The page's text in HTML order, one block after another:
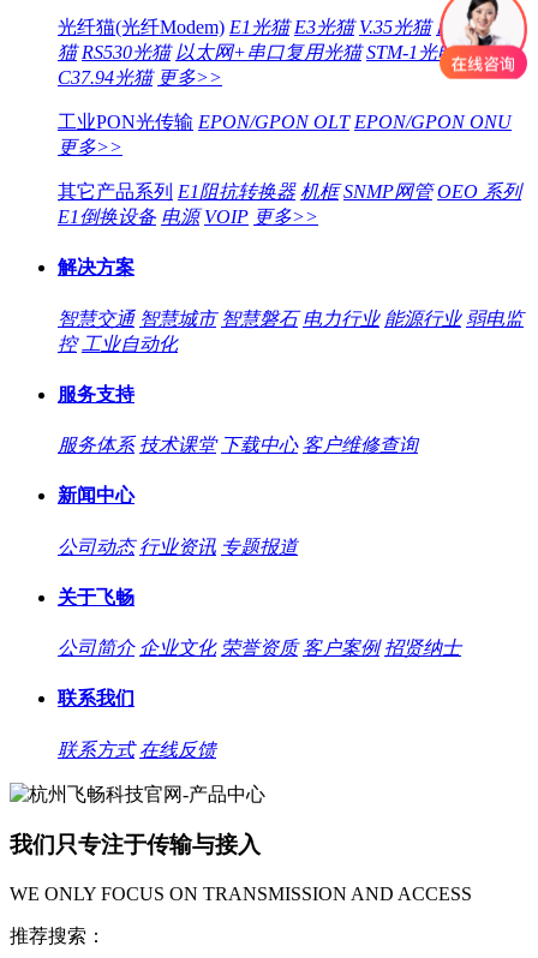
光纤猫(光纤Modem) E1光猫 E3光猫 V.35光猫 以太网光
猫 RS530光猫 以太网+串口复用光猫 STM-1光电转换器
C37.94光猫 更多>>
工业PON光传输 EPON/GPON OLT EPON/GPON ONU
更多>>
其它产品系列 E1阻抗转换器 机框 SNMP网管 OEO 系列
E1倒换设备 电源 VOIP 更多>>
解决方案
智慧交通 智慧城市 智慧磐石 电力行业 能源行业 弱电监
控 工业自动化
服务支持
服务体系 技术课堂 下载中心 客户维修查询
新闻中心
公司动态 行业资讯 专题报道
关于飞畅
公司简介 企业文化 荣誉资质 客户案例 招贤纳士
联系我们
联系方式 在线反馈
我们只专注于传输与接入
WE ONLY FOCUS ON TRANSMISSION AND ACCESS
推荐搜索：